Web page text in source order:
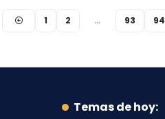
1 2 … 93 94
Temas de hoy: